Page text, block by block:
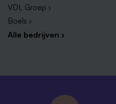
VDL Groep ›
Boels ›
Alle bedrijven ›